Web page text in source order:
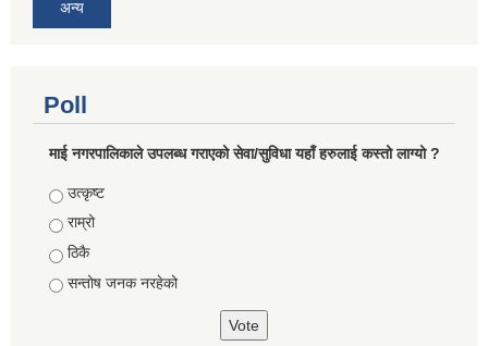
अन्य
Poll
माई नगरपालिकाले उपलब्ध गराएको सेवा/सुविधा यहाँ हरुलाई कस्तो लाग्यो ?
Choices
उत्कृष्ट
राम्रो
ठिकै
सन्तोष जनक नरहेको